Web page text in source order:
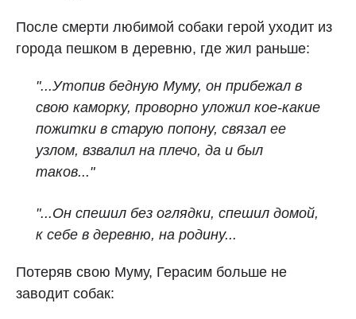
После смерти любимой собаки герой уходит из
города пешком в деревню, где жил раньше:
"...Утопив бедную Муму, он прибежал в
свою каморку, проворно уложил кое‑какие
пожитки в старую попону, связал ее
узлом, взвалил на плечо, да и был
таков..."
"...Он спешил без оглядки, спешил домой,
к себе в деревню, на родину...
Потеряв свою Муму, Герасим больше не
заводит собак: